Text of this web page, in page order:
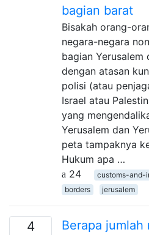
bagian barat
Bisakah orang-
negara-negara
bagian Yerusalem
dengan atasan
polisi (atau
Israel atau
yang
Yerusalem dan
peta tampaknya
Hukum apa …
24
customs-and-
borders
jerusalem
4
Berapa